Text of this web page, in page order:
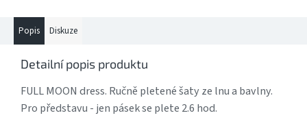
Popis Diskuze
Detailní popis produktu
FULL MOON dress. Ručně pletené šaty ze lnu a bavlny.
Pro představu - jen pásek se plete 2.6 hod.